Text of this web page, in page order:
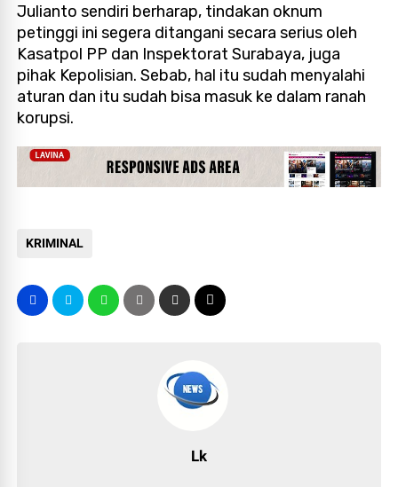
Julianto sendiri berharap, tindakan oknum
petinggi ini segera ditangani secara serius oleh
Kasatpol PP dan Inspektorat Surabaya, juga
pihak Kepolisian. Sebab, hal itu sudah menyalahi
aturan dan itu sudah bisa masuk ke dalam ranah
korupsi.
KRIMINAL
Lk